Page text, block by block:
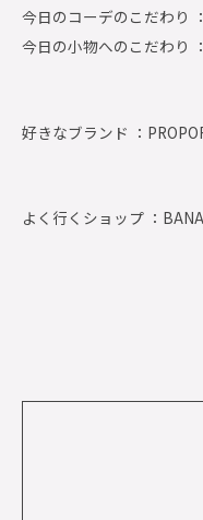
今日のコーデのこだわり
今日の小物へのこだわり
好きなブランド ：
よく行くショップ ：